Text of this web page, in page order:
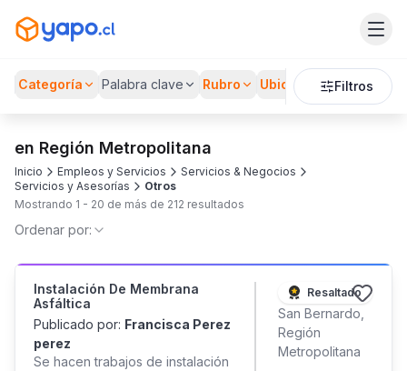
Categoría Palabra clave Rubro Ubicación Filtros
en Región Metropolitana
Inicio Empleos y Servicios
Servicios & Negocios
Servicios y Asesorías
Otros
Mostrando 1 - 20 de más de 212 resultados
Ordenar por:
Instalación De Membrana
Asfáltica
Publicado por: Francisca Perez
perez
Se hacen trabajos de instalación
Resaltado
San Bernardo,
Región
Metropolitana